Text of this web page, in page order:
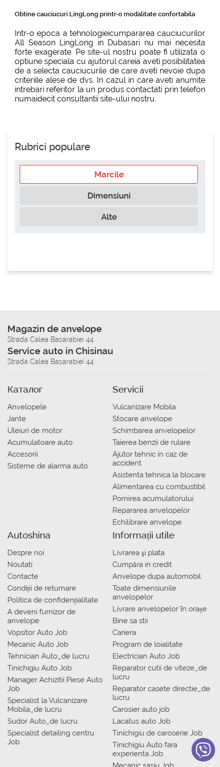
Obtine cauciucuri LingLong printr-o modalitate confortabila
Intr-o epoca a tehnologieicumpararea cauciucurilor
All Season LingLong in Dubasari nu mai necesita
forte exagerate. Pe site-ul nostru poate fi utilizata o
optiune speciala cu ajutorul careia aveti posibilitatea
de a selecta cauciucurile de care aveti nevoie dupa
criteriile alese de dvs. In cazul in care aveti anumite
intrebari referitor la un produs contactati prin telefon
numaidecit consultantii site-ului nostru.
Rubrici populare
Marcile
Dimensiuni
Alte
Magazin de anvelope
Strada Calea Basarabiei 44
Service auto in Chisinau
Strada Calea Basarabiei 44
Каталог
Anvelopele
Jante
Uleiuri de motor
Acumulatoare auto
Accesorii
Sisteme de alarma auto
Servicii
Vulcanizare Mobila
Stocare anvelope
Schimbarea anvelopelor
Taierea benzii de rulare
Ajutor tehnic in caz de
accident
Asistenta tehnica la blocare
Alimentarea cu combustibil
Pornirea acumulatorului
Repararea anvelopelor
Echilibrare anvelope
Autoshina
Despre noi
Noutati
Contacte
Condiții de returnare
Politica de confidențialitate
A deveni furnizor de
anvelope
Vopsitor Auto Job
Mecanic Auto Job
Tehnician Auto_de lucru
Tinichigiu Auto Job
Manager Achizitii Piese Auto
Job
Specialist la Vulcanizare
Mobila_de lucru
Sudor Auto_de lucru
Specialist detailing centru
Job
Informații utile
Livrarea şi plata
Сumpăra in credit
Anvelope dupa automobil
Toate dimensiunile
anvelopelor
Livrare anvelopelor în orașe
Bine sa stii
Cariera
Program de loialitate
Electrician Auto Job
Reparator cutii de viteze_de
lucru
Reparator casete directie_de
lucru
Carosier auto job
Lacatus auto Job
Tinichigiu de caroserie Job
Tinichigiu Auto fara
experienta Job